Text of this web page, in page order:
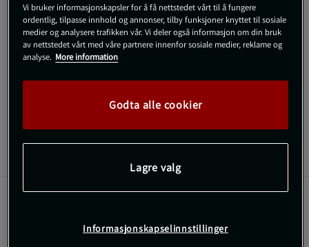
Gratis frakt over 800 kr Gratis retur 14 dagers angrerett
SKU #VENUM-0480-114R | EAN3611441788340
oppfyller de mest avanserte forventningene til
kampsportutøvere. Disse leggbeskytterne vil ikke skuffe deg
Anmeldelser
treningsbeskyttelse som oppfyller de mest
Vi bruker informasjonskapsler for å få nettstedet vårt til å fungere
ordentlig, tilpasse innhold og annonser, tilby funksjoner knyttet til sosiale
medier og analysere trafikken vår. Vi deler også informasjon om din bruk
av nettstedet vårt med våre partnere innenfor sosiale medier, reklame og
analyse. More information
Godta alle cookier
Lagre valg
Informasjonskapselinnstillinger